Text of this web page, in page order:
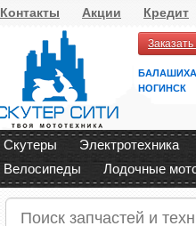
Контакты Акции Кредит
БАЛАШИХА
НОГИНСК
Скутеры Электротехника
Велосипеды
Лодочные